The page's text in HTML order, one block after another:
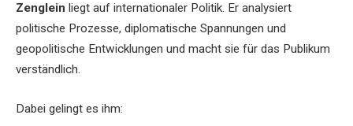
Zenglein liegt auf internationaler Politik. Er analysiert
politische Prozesse, diplomatische Spannungen und
geopolitische Entwicklungen und macht sie für das Publikum
verständlich.
Dabei gelingt es ihm: